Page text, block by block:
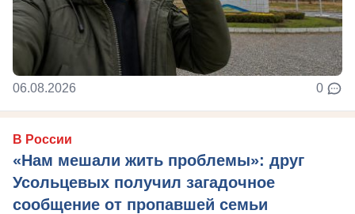
06.08.2026 0
В России
«Нам мешали жить проблемы»: друг
Усольцевых получил загадочное
сообщение от пропавшей семьи